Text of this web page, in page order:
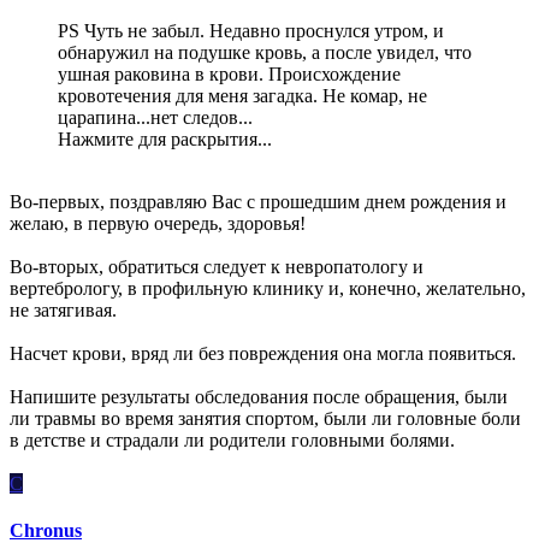
PS Чуть не забыл. Недавно проснулся утром, и
обнаружил на подушке кровь, а после увидел, что
ушная раковина в крови. Происхождение
кровотечения для меня загадка. Не комар, не
царапина...нет следов...
Нажмите для раскрытия...
Во-первых, поздравляю Вас с прошедшим днем рождения и
желаю, в первую очередь, здоровья!
Во-вторых, обратиться следует к невропатологу и
вертебрологу, в профильную клинику и, конечно, желательно,
не затягивая.
Насчет крови, вряд ли без повреждения она могла появиться.
Напишите результаты обследования после обращения, были
ли травмы во время занятия спортом, были ли головные боли
в детстве и страдали ли родители головными болями.
C
Chronus